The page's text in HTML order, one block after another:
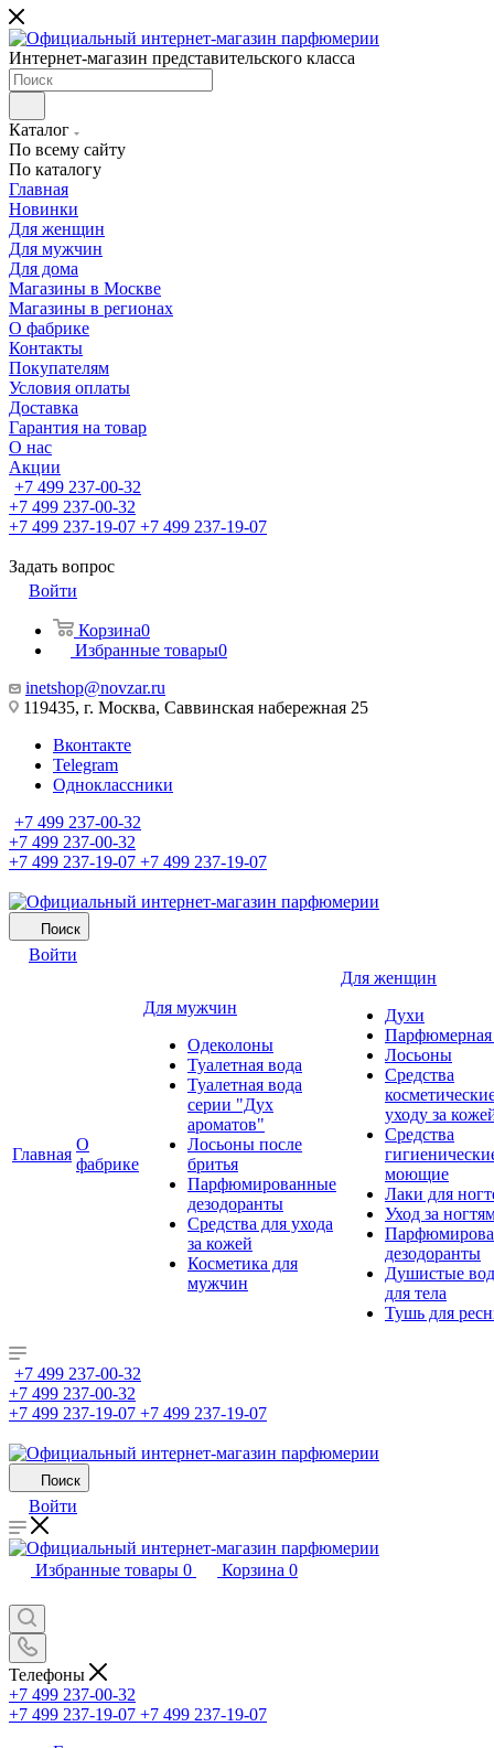
Интернет-магазин представительского класса
Каталог
По всему сайту
По каталогу
Главная
Новинки
Для женщин
Для мужчин
Для дома
Магазины в Москве
Магазины в регионах
О фабрике
Контакты
Покупателям
Условия оплаты
Доставка
Гарантия на товар
О нас
Акции
+7 499 237-00-32
+7 499 237-00-32
+7 499 237-19-07 +7 499 237-19-07
Задать вопрос
Войти
Корзина0
Избранные товары0
inetshop@novzar.ru
119435, г. Москва, Саввинская набережная 25
Вконтакте
Telegram
Одноклассники
+7 499 237-00-32
+7 499 237-00-32
+7 499 237-19-07 +7 499 237-19-07
Поиск
Войти
Главная
О
фабрике
Для мужчин
Одеколоны
Туалетная вода
Туалетная вода
серии "Дух
ароматов"
Лосьоны после
бритья
Парфюмированные
дезодоранты
Средства для ухода
за кожей
Косметика для
мужчин
Для женщин
Духи
Парфюмерная
Лосьоны
Средства
уходу за
Средства
моющие
Лаки для
Уход за
дезодоранты
Душистые
для тела
Тушь для
+7 499 237-00-32
+7 499 237-00-32
+7 499 237-19-07 +7 499 237-19-07
Поиск
Войти
Избранные товары 0 Корзина 0
Телефоны
+7 499 237-00-32
+7 499 237-19-07 +7 499 237-19-07